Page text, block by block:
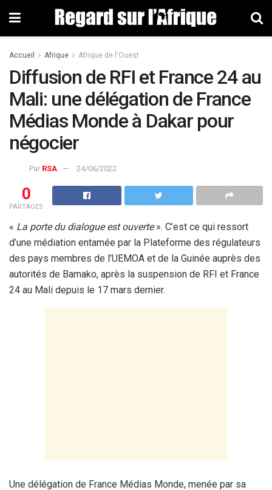
Accueil Afrique Afrique de l'Ouest
Diffusion de RFI et France 24 au
Mali: une délégation de France
Médias Monde à Dakar pour
négocier
Par RSA 24/06/2022
0
PARTAGES
« La porte du dialogue est ouverte». C’est ce qui ressort
d’une médiation entamée par la Plateforme des régulateurs
des pays membres de l’UEMOA et de la Guinée auprès des
autorités de Bamako, après la suspension de RFI et France
24 au Mali depuis le 17 mars dernier.
Une délégation de France Médias Monde, menée par sa